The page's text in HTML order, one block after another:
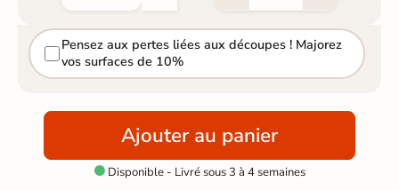
Pensez aux pertes liées aux découpes ! Majorez
vos surfaces de 10%
Ajouter au panier
Disponible - Livré sous 3 à 4 semaines